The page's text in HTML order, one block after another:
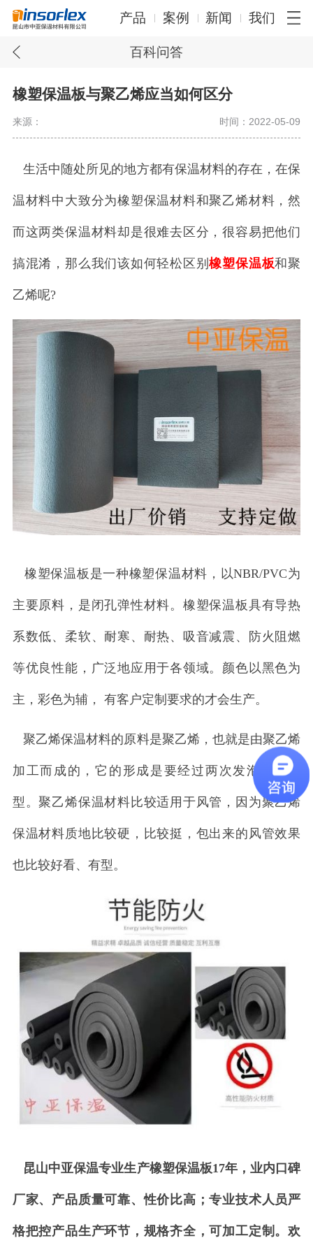
产品 案例 新闻 我们
百科问答
橡塑保温板与聚乙烯应当如何区分
来源： 时间：2022-05-09
生活中随处所见的地方都有保温材料的存在，在保
温材料中大致分为橡塑保温材料和聚乙烯材料，然
而这两类保温材料却是很难去区分，很容易把他们
搞混淆，那么我们该如何轻松区别橡塑保温板和聚
乙烯呢?
橡塑保温板是一种橡塑保温材料，以NBR/PVC为
主要原料，是闭孔弹性材料。橡塑保温板具有导热
系数低、柔软、耐寒、耐热、吸音减震、防火阻燃
等优良性能，广泛地应用于各领域。颜色以黑色为
主，彩色为辅， 有客户定制要求的才会生产。
聚乙烯保温材料的原料是聚乙烯，也就是由聚乙烯
加工而成的，它的形成是要经过两次发泡模具成
型。聚乙烯保温材料比较适用于风管，因为聚乙烯
保温材料质地比较硬，比较挺，包出来的风管效果
也比较好看、有型。
昆山中亚保温专业生产橡塑保温板17年，业内口碑
厂家、产品质量可靠、性价比高；专业技术人员严
格把控产品生产环节，规格齐全，可加工定制。欢